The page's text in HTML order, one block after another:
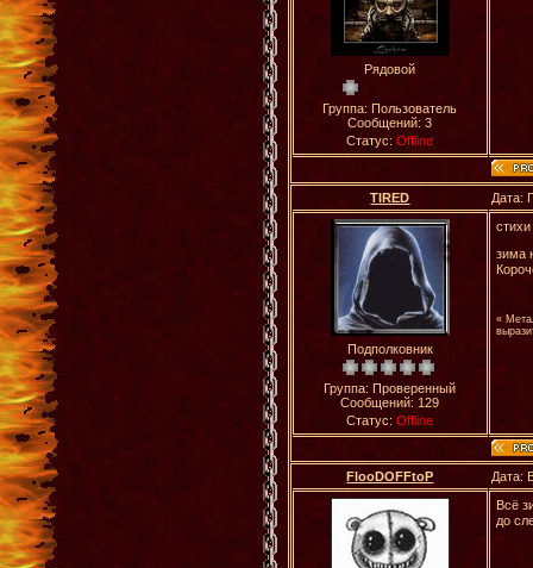
Рядовой
Группа: Пользователь
Сообщений:3
Статус:Offline
TIRED Дата:
Подполковник
Группа: Проверенный
Сообщений: 129
Статус:Offline
стихи
зима
«
FlooDOFFtoP Дата:
Всё
до